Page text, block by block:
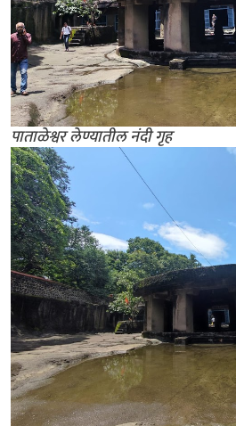
पाताळेश्वर लेण्यातील नंदी गृह